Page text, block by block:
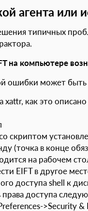
агента или
типичных
на компьютере
ошибки может быть
xattr, как это
скриптом
(точка в конце
на рабочем
EIFT в другое
доступа shell к
права доступа
>Security &